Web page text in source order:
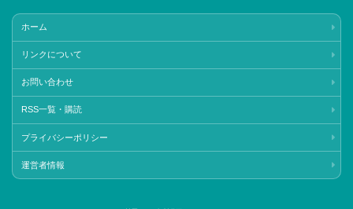
ホーム
リンクについて
お問い合わせ
RSS一覧・購読
プライバシーポリシー
運営者情報